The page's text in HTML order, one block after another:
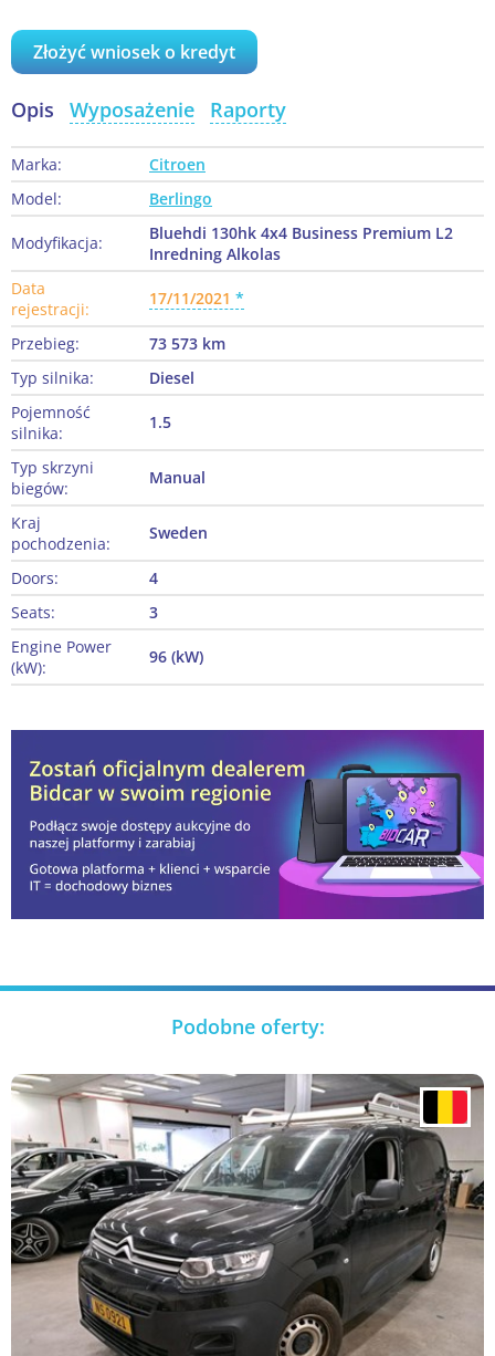
Złożyć wniosek o kredyt
Opis Wyposażenie Raporty
Marka:
Citroen
Model:
Berlingo
Modyfikacja:
Bluehdi 130hk 4x4 Business Premium L2
Inredning Alkolas
Data
rejestracji:
17/11/2021
Przebieg:
73 573 km
Typ silnika:
Diesel
Pojemność
silnika:
1.5
Typ skrzyni
biegów:
Manual
Kraj
pochodzenia:
Sweden
Doors:
4
Seats:
3
Engine Power
(kW):
96 (kW)
Podobne oferty: